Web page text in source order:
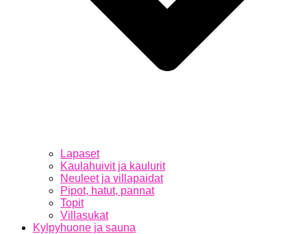
Lapaset
Kaulahuivit ja kaulurit
Neuleet ja villapaidat
Pipot, hatut, pannat
Topit
Villasukat
Kylpyhuone ja sauna